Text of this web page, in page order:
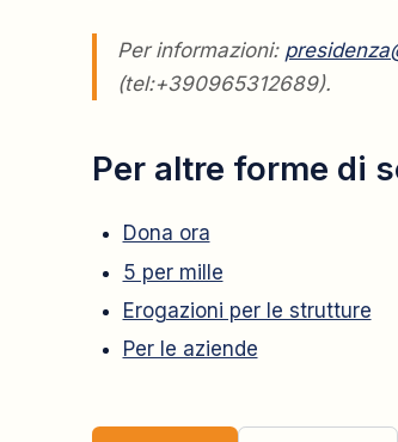
Per informazioni:
(tel:+390965312689).
Per altre forme di
Dona ora
5 per mille
Erogazioni per le strutture
Per le aziende